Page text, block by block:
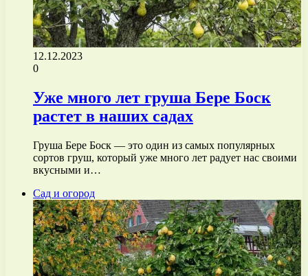
12.12.2023
0
Уже много лет груша Бере Боск
растет в наших садах
Груша Бере Боск — это один из самых популярных
сортов груш, который уже много лет радует нас своими
вкусными и…
Сад и огород